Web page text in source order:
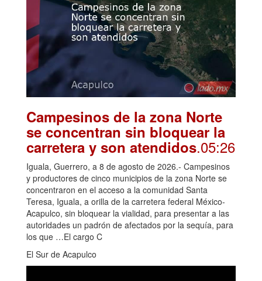
Campesinos de la zona Norte
se concentran sin bloquear la
carretera y son atendidos.05:26
Iguala, Guerrero, a 8 de agosto de 2026.- Campesinos
y productores de cinco municipios de la zona Norte se
concentraron en el acceso a la comunidad Santa
Teresa, Iguala, a orilla de la carretera federal México-
Acapulco, sin bloquear la vialidad, para presentar a las
autoridades un padrón de afectados por la sequía, para
los que …El cargo C
El Sur de Acapulco